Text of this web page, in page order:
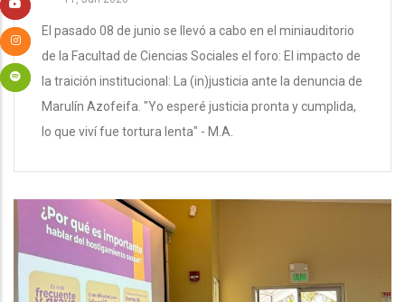
El pasado 08 de junio se llevó a cabo en el miniauditorio
de la Facultad de Ciencias Sociales el foro: El impacto de
la traición institucional: La (in)justicia ante la denuncia de
Marulín Azofeifa. "Yo esperé justicia pronta y cumplida,
lo que viví fue tortura lenta" - M.A.